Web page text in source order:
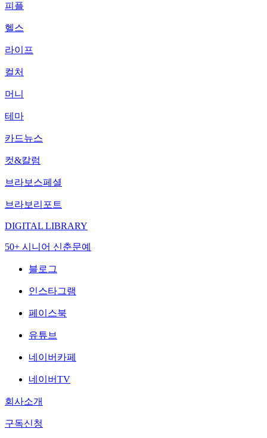
피플
헬스
라이프
컬처
머니
테마
카드뉴스
컷&칼럼
브라보스페셜
브라보리포트
DIGITAL LIBRARY
50+ 시니어 신춘문예
블로그
인스타그램
페이스북
유튜브
네이버카페
네이버TV
회사소개
구독신청